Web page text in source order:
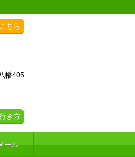
ちら
幡405
き方
ール